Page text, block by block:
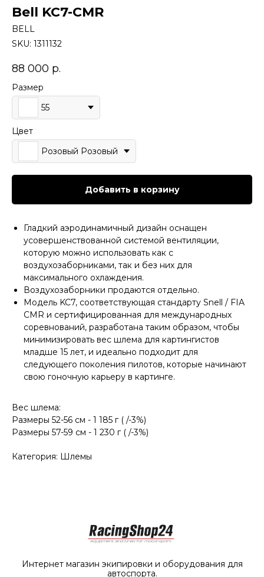
Bell KC7-CMR
BELL
SKU: 1311132
88 000 р.
Размер
55
Цвет
Розовый Розовый
Добавить в корзину
Гладкий аэродинамичный дизайн оснащен
усовершенствованной системой вентиляции,
которую можно использовать как с
воздухозаборниками, так и без них для
максимального охлаждения.
Воздухозаборники продаются отдельно.
Модель KC7, соответствующая стандарту Snell / FIA
CMR и сертифицированная для международных
соревнований, разработана таким образом, чтобы
минимизировать вес шлема для картингистов
младше 15 лет, и идеально подходит для
следующего поколения пилотов, которые начинают
свою гоночную карьеру в картинге.
Вес шлема:
Размеры 52-56 см - 1 185 г ( /-3%)
Размеры 57-59 см - 1 230 г ( /-3%)
Категория: Шлемы
Интернет магазин экипировки и оборудования для
автоспорта.